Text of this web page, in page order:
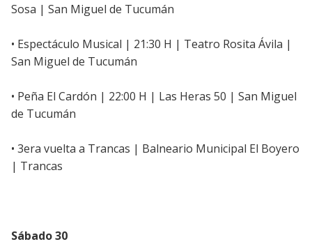
Sosa | San Miguel de Tucumán
• Espectáculo Musical | 21:30 H | Teatro Rosita Ávila |
San Miguel de Tucumán
• Peña El Cardón | 22:00 H | Las Heras 50 | San Miguel
de Tucumán
• 3era vuelta a Trancas | Balneario Municipal El Boyero
| Trancas
Sábado 30